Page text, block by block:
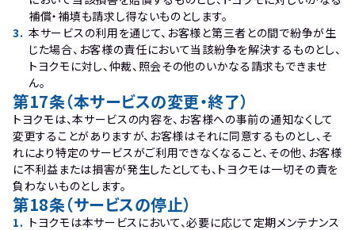
補償・補填も請求し得ないものとします。
3. 本サービスの利用を通じて、お客様と第三者との間で紛争が生
じた場合、お客様の責任において当該紛争を解決するものとし、
トヨクモに対し、仲裁、照会その他のいかなる請求もできませ
ん。
第17条（本サービスの変更・終了）
トヨクモは、本サービスの内容を、お客様への事前の通知なくして
変更することがありますが、お客様はそれに同意するものとし、そ
れにより特定のサービスがご利用できなくなること、その他、お客様
に不利益または損害が発生したとしても、トヨクモは一切その責を
負わないものとします。
第18条（サービスの停止）
1. トヨクモは本サービスにおいて、必要に応じて定期メンテナンス